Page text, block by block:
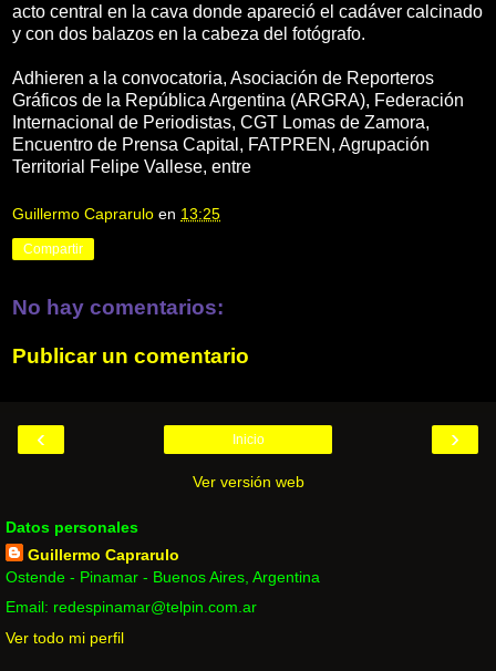
acto central en la cava donde apareció el cadáver calcinado
y con dos balazos en la cabeza del fotógrafo.
Adhieren a la convocatoria, Asociación de Reporteros
Gráficos de la República Argentina (ARGRA), Federación
Internacional de Periodistas, CGT Lomas de Zamora,
Encuentro de Prensa Capital, FATPREN, Agrupación
Territorial Felipe Vallese, entre
Guillermo Caprarulo en 13:25
Compartir
No hay comentarios:
Publicar un comentario
‹ ›
Inicio
Ver versión web
Datos personales
Guillermo Caprarulo
Ostende - Pinamar - Buenos Aires, Argentina
Email: redespinamar@telpin.com.ar
Ver todo mi perfil